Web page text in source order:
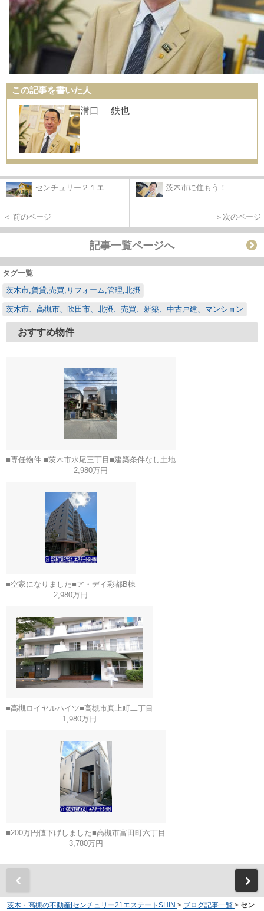
この記事を書いた人
溝口 鉄也
センチュリー２１エ...
＜ 前のページ
茨木市に住もう！
＞次のページ
記事一覧ページへ
タグ一覧
茨木市,賃貸,売買,リフォーム,管理,北摂
茨木市、高槻市、吹田市、北摂、売買、新築、中古戸建、マンション
おすすめ物件
■専任物件 ■茨木市水尾三丁目■建築条件なし土地
2,980万円
■空家になりました■ア・デイ彩都B棟
2,980万円
■高槻ロイヤルハイツ■高槻市真上町二丁目
1,980万円
■200万円値下げしました■高槻市富田町六丁目
3,780万円
茨木・高槻の不動産|センチュリー21エステートSHIN > ブログ記事一覧 > セン